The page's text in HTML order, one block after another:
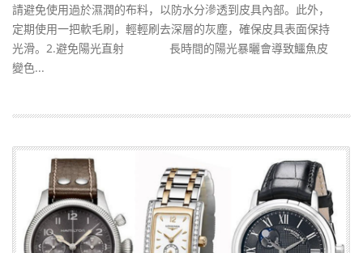
請避免使用過於濕潤的布料，以防水分滲透到皮具內部。此外，
定期使用一把軟毛刷，輕輕刷去深層的灰塵，確保皮具表面保持
光滑。2.避免陽光直射 長時間的陽光暴曬會導致鱷魚皮
變色...